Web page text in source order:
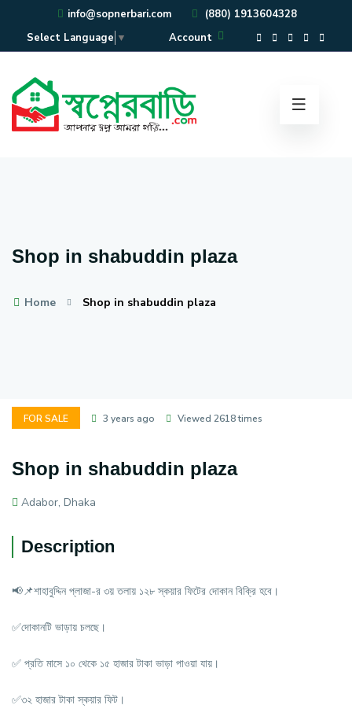
info@sopnerbari.com
(880) 1913604328
Select Language ▼ Account
Shop in shabuddin plaza
Home Shop in shabuddin plaza
FOR SALE 3 years ago Viewed 2618 times
Shop in shabuddin plaza
Adabor, Dhaka
Description
📢📌শাহাবুদ্দিন প্লাজা-র ৩য় তলায় ১২৮ স্কয়ার ফিটের দোকান বিক্রি হবে।
✅দোকানটি ভাড়ায় চলছে।
✅ প্রতি মাসে ১০ থেকে ১৫ হাজার টাকা ভাড়া পাওয়া যায়।
✅৩২ হাজার টাকা স্কয়ার ফিট।